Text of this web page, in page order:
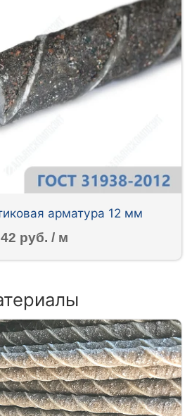
арматура 12 мм
42 руб. / м